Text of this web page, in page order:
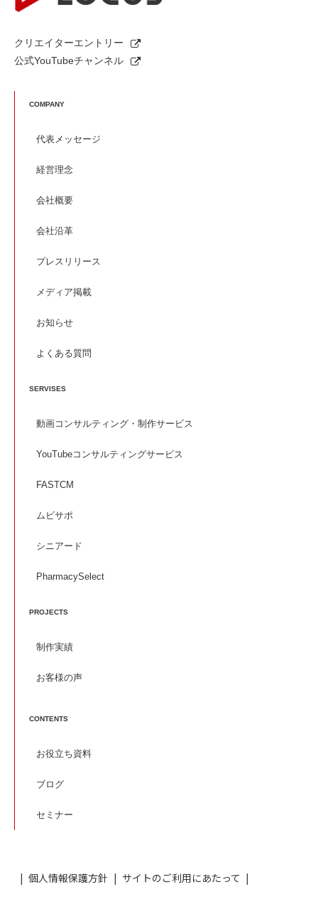
クリエイターエントリー
公式YouTubeチャンネル
COMPANY
代表メッセージ
経営理念
会社概要
会社沿革
プレスリリース
メディア掲載
お知らせ
よくある質問
SERVISES
動画コンサルティング・制作サービス
YouTubeコンサルティングサービス
FASTCM
ムビサポ
シニアード
PharmacySelect
PROJECTS
制作実績
お客様の声
CONTENTS
お役立ち資料
ブログ
セミナー
個人情報保護方針 サイトのご利用にあたって